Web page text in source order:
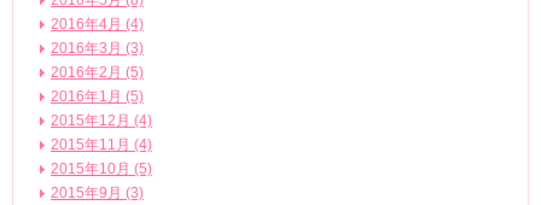
2016年4月 (4)
2016年3月 (3)
2016年2月 (5)
2016年1月 (5)
2015年12月 (4)
2015年11月 (4)
2015年10月 (5)
2015年9月 (3)